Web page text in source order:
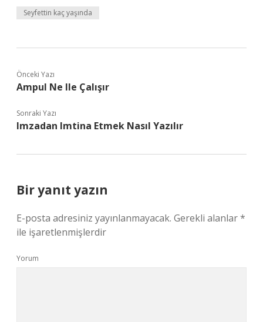
Seyfettin kaç yaşında
Önceki Yazı
Ampul Ne Ile Çalışır
Sonraki Yazı
Imzadan Imtina Etmek Nasıl Yazılır
Bir yanıt yazın
E-posta adresiniz yayınlanmayacak. Gerekli alanlar*
ile işaretlenmişlerdir
Yorum